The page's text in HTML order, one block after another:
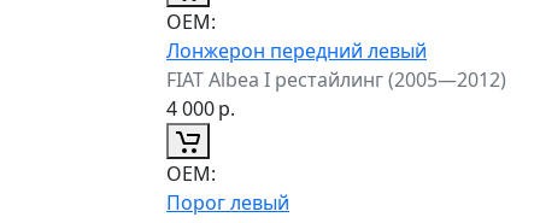
ОЕМ:
Лонжерон передний левый
FIAT Albea I рестайлинг (2005—2012)
4 000р.
ОЕМ:
Порог левый